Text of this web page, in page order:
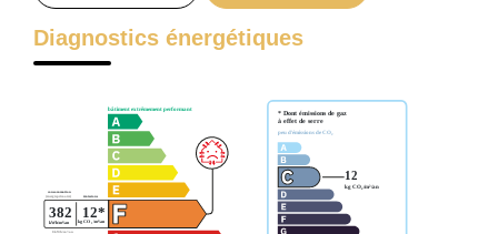
Diagnostics énergétiques